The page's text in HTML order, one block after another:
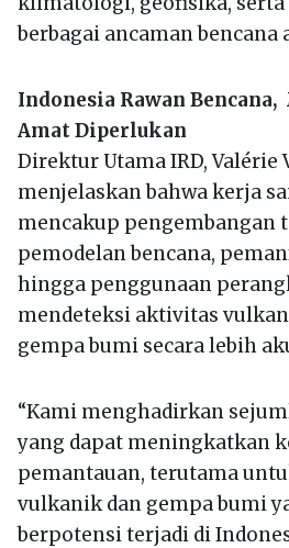
berbagai ancaman bencana
Indonesia Rawan
Amat Diperlukan
Direktur Utama IRD, Valérie
menjelaskan bahwa kerja
mencakup pengembangan
pemodelan bencana,
hingga penggunaan
mendeteksi aktivitas
gempa bumi secara lebih
“Kami menghadirkan
yang dapat meningkatkan
pemantauan, terutama
vulkanik dan gempa bumi
berpotensi terjadi di